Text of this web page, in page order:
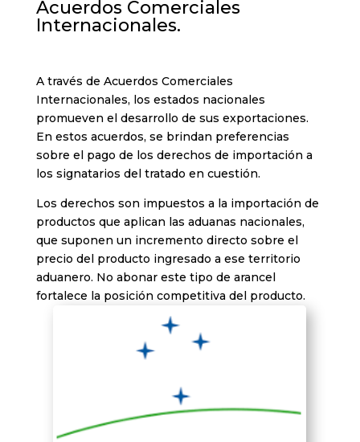
Acuerdos Comerciales
Internacionales.
A través de Acuerdos Comerciales
Internacionales, los estados nacionales
promueven el desarrollo de sus exportaciones.
En estos acuerdos, se brindan preferencias
sobre el pago de los derechos de importación a
los signatarios del tratado en cuestión.
Los derechos son impuestos a la importación de
productos que aplican las aduanas nacionales,
que suponen un incremento directo sobre el
precio del producto ingresado a ese territorio
aduanero. No abonar este tipo de arancel
fortalece la posición competitiva del producto.